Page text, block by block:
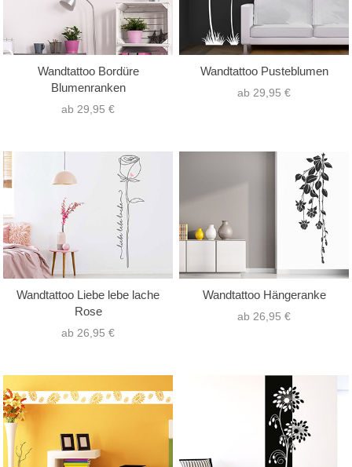
Wandtattoo Bordüre
Blumenranken
ab 29,95 €
Wandtattoo Pusteblumen
ab 29,95 €
Wandtattoo Liebe lebe lache
Rose
ab 26,95 €
Wandtattoo Hängeranke
ab 26,95 €